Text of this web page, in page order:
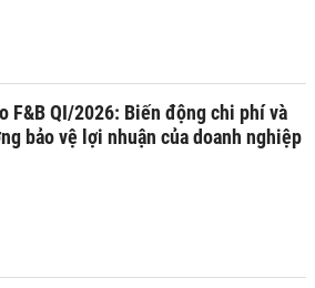
F&B QI/2026: Biến động chi phí và
bảo vệ lợi nhuận của doanh nghiệp